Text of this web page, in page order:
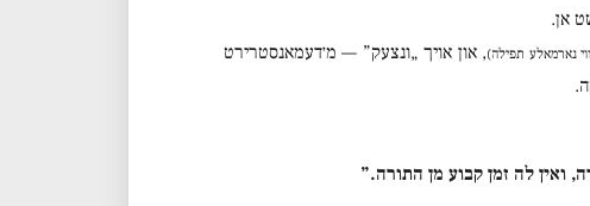
אן.
נארמאלע תפילה), און אויך „ונצעק” — מ׳דעמאנסטרירט
ואין לה זמן קבוע מן התורה.”